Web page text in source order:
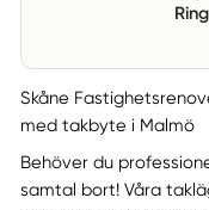
Skåne
med takbyte i Malmö
Behöver du
samtal bort! Våra